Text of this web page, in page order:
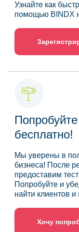
Узнайте как
помощью BINDX
бесплатно!
Мы уверены в
бизнеса! После
предоставим
Попробуйте и
найти клиентов
Хочу